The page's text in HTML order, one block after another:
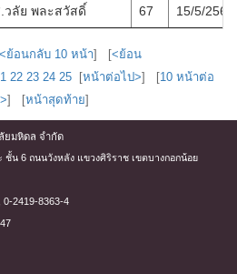
วลัย พละสวัสดิ์ 67 15/5/2566
ย้อนกลับ 10 หน้า] [<ย้อน
22 23 24 25 [หน้าต่อไป>] [10 หน้าต่อ
] [หน้าสุดท้าย]
ยมหิดล จำกัด
น 6 ถนนวังหลัง แขวงศิริราช เขตบางกอกน้อย
0-2419-8363-4